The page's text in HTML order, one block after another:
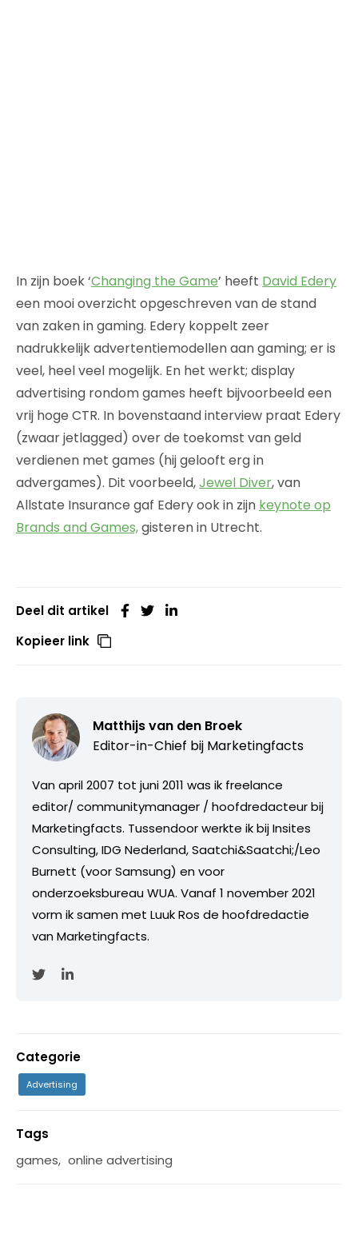
In zijn boek ‘Changing the Game’ heeft David Edery
een mooi overzicht opgeschreven van de stand
van zaken in gaming. Edery koppelt zeer
nadrukkelijk advertentiemodellen aan gaming; er is
veel, heel veel mogelijk. En het werkt; display
advertising rondom games heeft bijvoorbeeld een
vrij hoge CTR. In bovenstaand interview praat Edery
(zwaar jetlagged) over de toekomst van geld
verdienen met games (hij gelooft erg in
advergames). Dit voorbeeld,Jewel Diver, van
Allstate Insurance gaf Edery ook in zijn keynote op
Brands and Games,gisteren in Utrecht.
Deel dit artikel
Kopieer link
Matthijs van den Broek
Editor-in-Chief bij Marketingfacts
Van april 2007 tot juni 2011 was ik freelance
editor/ communitymanager / hoofdredacteur bij
Marketingfacts. Tussendoor werkte ik bij Insites
Consulting, IDG Nederland, Saatchi&Saatchi;/Leo
Burnett (voor Samsung) en voor
onderzoeksbureau WUA. Vanaf 1 november 2021
vorm ik samen met Luuk Ros de hoofdredactie
van Marketingfacts.
Categorie
Advertising
Tags
games, online advertising